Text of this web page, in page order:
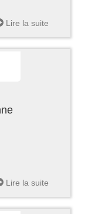
Lire la suite
Lire la suite